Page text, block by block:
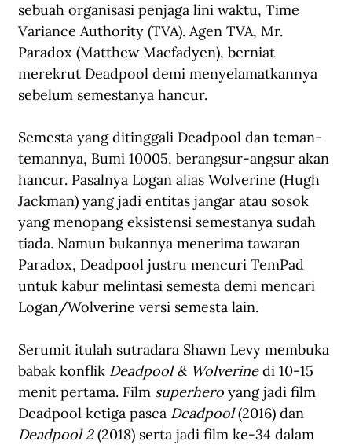
sebuah organisasi penjaga lini waktu, Time
Variance Authority (TVA). Agen TVA, Mr.
Paradox (Matthew Macfadyen), berniat
merekrut Deadpool demi menyelamatkannya
sebelum semestanya hancur.
Semesta yang ditinggali Deadpool dan teman-
temannya, Bumi 10005, berangsur-angsur akan
hancur. Pasalnya Logan alias Wolverine (Hugh
Jackman) yang jadi entitas jangar atau sosok
yang menopang eksistensi semestanya sudah
tiada. Namun bukannya menerima tawaran
Paradox, Deadpool justru mencuri TemPad
untuk kabur melintasi semesta demi mencari
Logan/Wolverine versi semesta lain.
Serumit itulah sutradara Shawn Levy membuka
babak konflik Deadpool & Wolverine di 10-15
menit pertama. Film superhero yang jadi film
Deadpool ketiga pasca Deadpool (2016) dan
Deadpool 2 (2018) serta jadi film ke-34 dalam